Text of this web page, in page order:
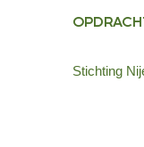
Stichting